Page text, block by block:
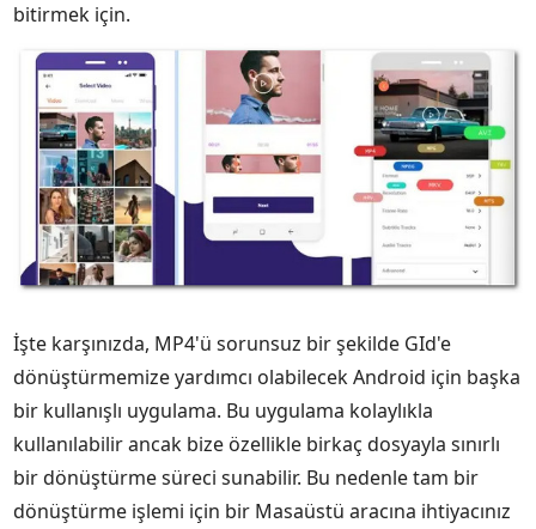
bitirmek için.
İşte karşınızda, MP4'ü sorunsuz bir şekilde GId'e
dönüştürmemize yardımcı olabilecek Android için başka
bir kullanışlı uygulama. Bu uygulama kolaylıkla
kullanılabilir ancak bize özellikle birkaç dosyayla sınırlı
bir dönüştürme süreci sunabilir. Bu nedenle tam bir
dönüştürme işlemi için bir Masaüstü aracına ihtiyacınız